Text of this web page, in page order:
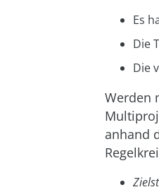
Es
Die
Die
Werden
anhand